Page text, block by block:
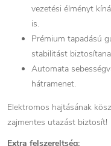
vezetési élményt
is.
Prémium tapadású
stabilitást
Automata
hátramenet.
Elektromos hajtásának
zajmentes utazást biztosít!
Extra felszereltség: